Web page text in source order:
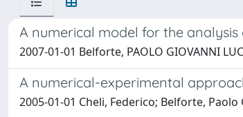
A numerical model for the
2007-01-01 Belforte, PAOLO GIOVANNI
A numerical-experimental
2005-01-01 Cheli, Federico; Belforte,